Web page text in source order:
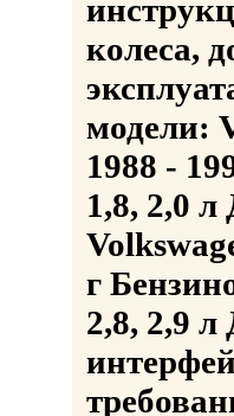
колеса,
модели:
1988 -
1,8, 2,0
г
2,8, 2,9